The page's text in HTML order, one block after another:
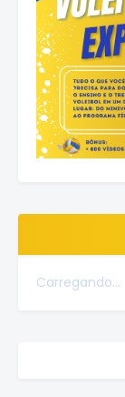
Carregando...